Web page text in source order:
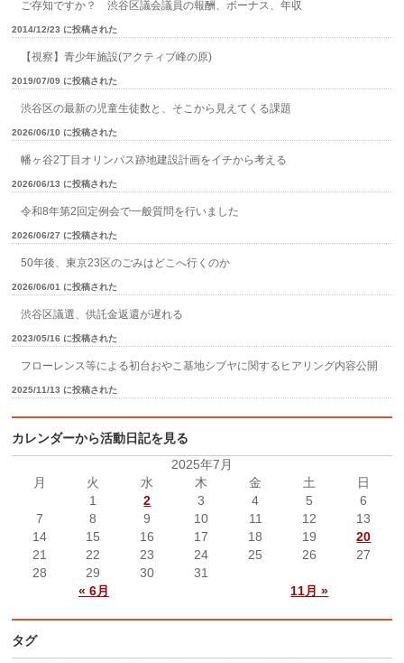
ご存知ですか？ 渋谷区議会議員の報酬、ボーナス、年収
2014/12/23 に投稿された
【視察】青少年施設(アクティブ峰の原)
2019/07/09 に投稿された
渋谷区の最新の児童生徒数と、そこから見えてくる課題
2026/06/10 に投稿された
幡ヶ谷2丁目オリンパス跡地建設計画をイチから考える
2026/06/13 に投稿された
令和8年第2回定例会で一般質問を行いました
2026/06/27 に投稿された
50年後、東京23区のごみはどこへ行くのか
2026/06/01 に投稿された
渋谷区議選、供託金返還が遅れる
2023/05/16 に投稿された
フローレンス等による初台おやこ基地シブヤに関するヒアリング内容公開
2025/11/13 に投稿された
カレンダーから活動日記を見る
2025年7月
月
火 水 木 金 土 日
« 6月 11月 »
1 2 3 4 5
6
7
8 9 10 11 12
13
14
15 16 17 18 19
20
21
22 23 24 25 26
27
28
29 30 31
タグ